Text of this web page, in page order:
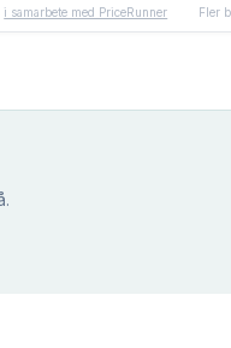
i samarbete med PriceRunner Fler